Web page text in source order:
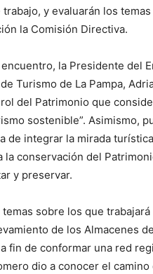
y evaluarán los
la Comisión Directiva.
la Presidente del
Turismo de La Pampa,
del Patrimonio que
sostenible”. Asimismo,
de integrar la mirada
la conservación del
y preservar.
sobre los que
de los Almacenes
fin de conformar una red
dio a conocer el camino